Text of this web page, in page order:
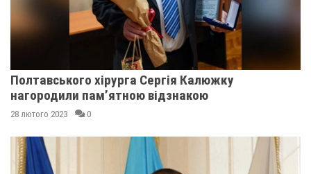
Полтавського хірурга Сергія Калюжку
нагородили пам’ятною відзнакою
28 лютого 2023 0